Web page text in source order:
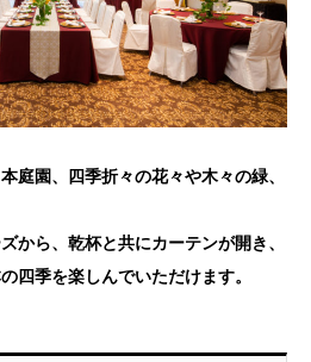
庭園、四季折々の花々や木々の緑、
から、乾杯と共にカーテンが開き、
四季を楽しんでいただけます。